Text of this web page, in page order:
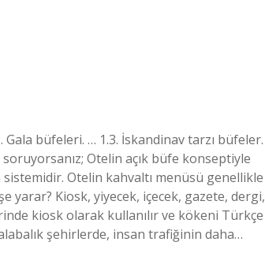
büfeleri. … 1.3. İskandinav tarzı büfeler.
Otelin açık büfe konseptiyle
Otelin kahvaltı menüsü genellikle
yarar? Kiosk, yiyecek, içecek, gazete, dergi,
kiosk olarak kullanılır ve kökeni Türkçe
şehirlerde, insan trafiğinin daha…